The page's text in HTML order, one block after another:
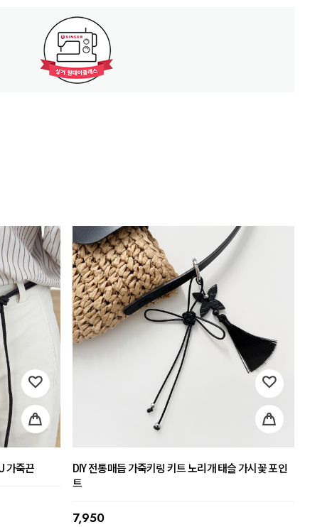
가죽끈
DIY 전통매듭 가죽키링 키트 노리개 태슬 가시꽃 포인
트
7,950